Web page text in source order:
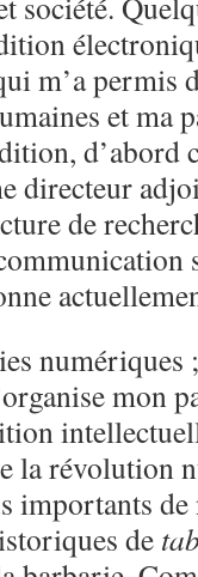
m’a permis
et ma
d’abord
directeur
de
mon
la révolution
importants
de